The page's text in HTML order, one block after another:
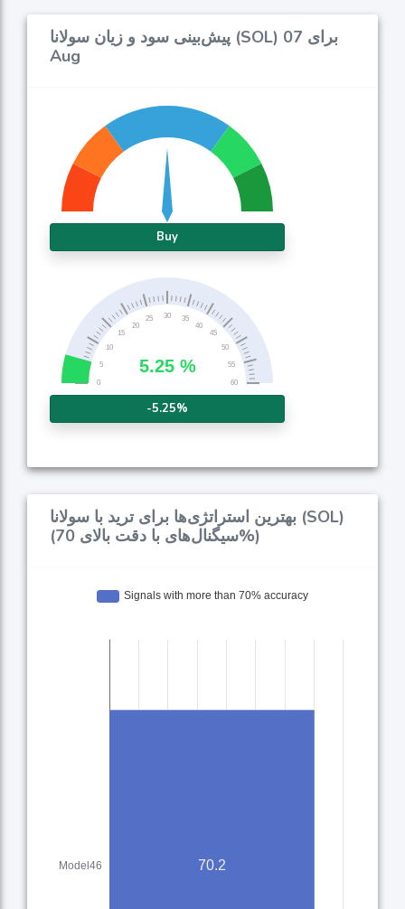
پیش‌بینی سود و زیان سولانا (SOL) برای 07
Aug
Buy
-5.25%
بهترین استراتژی‌ها برای ترید با سولانا (SOL)
(سیگنال‌های با دقت بالای 70%)